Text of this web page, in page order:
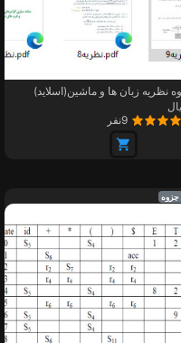
نظریه زبان ها و ماشین(اسلاید)
9نفر